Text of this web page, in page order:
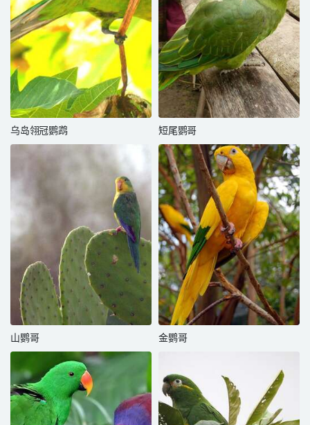
乌岛翎冠鹦鹉 短尾鹦哥
山鹦哥 金鹦哥